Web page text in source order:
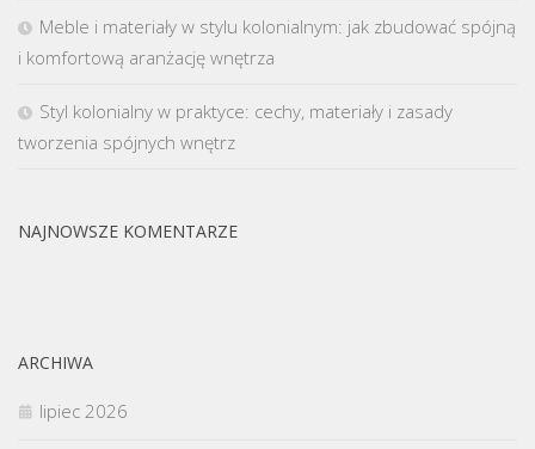
Meble i materiały w stylu kolonialnym: jak zbudować spójną
i komfortową aranżację wnętrza
Styl kolonialny w praktyce: cechy, materiały i zasady
tworzenia spójnych wnętrz
NAJNOWSZE KOMENTARZE
ARCHIWA
lipiec 2026